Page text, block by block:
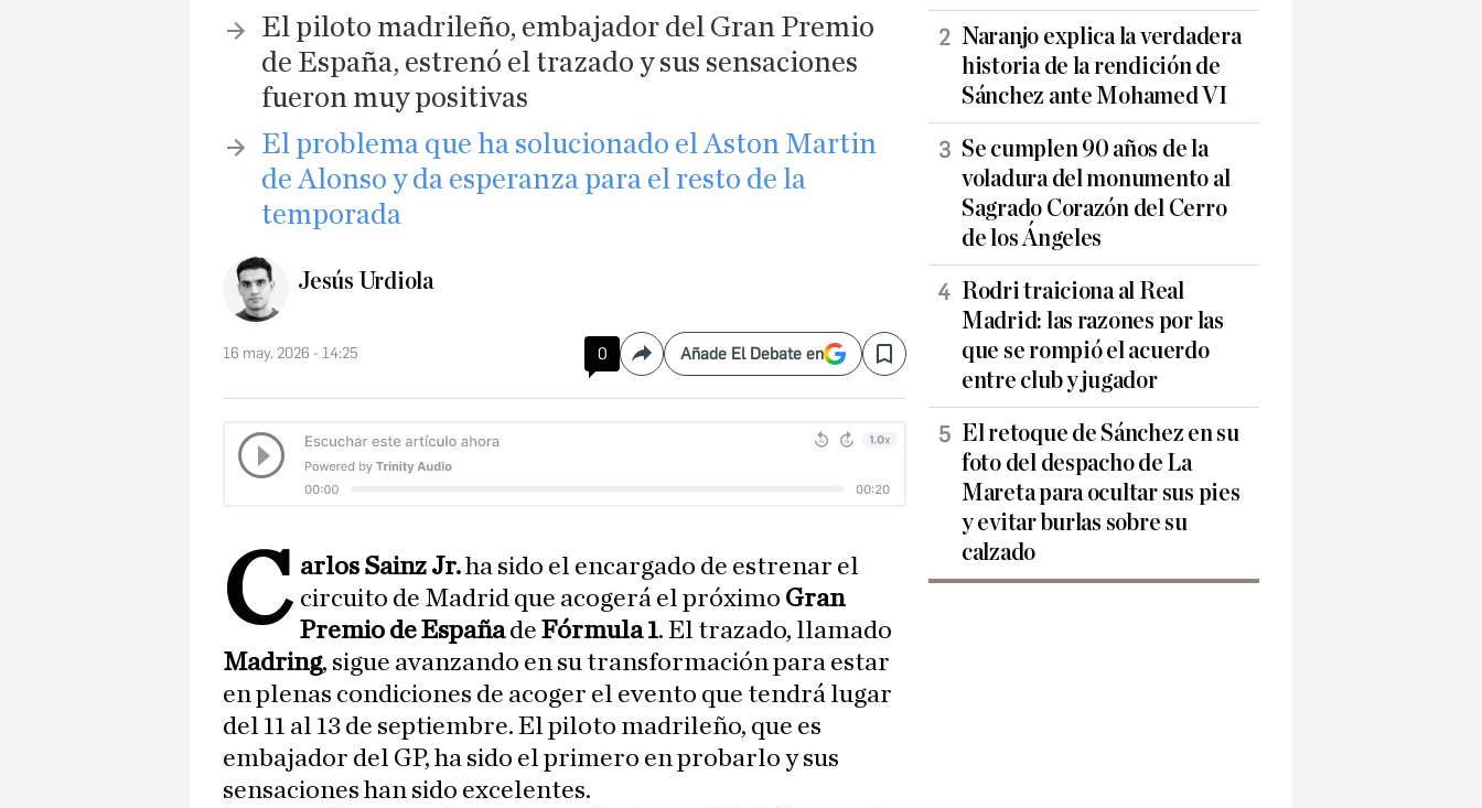
El piloto madrileño, embajador del Gran Premio
de España, estrenó el trazado y sus sensaciones
fueron muy positivas
El problema que ha solucionado el Aston Martin
de Alonso y da esperanza para el resto de la
temporada
Jesús Urdiola
16 may. 2026 - 14:25 0 CompartirAñade El Debate en Save
C arlos Sainz Jr.ha sido el encargado de estrenar el
circuito de Madrid que acogerá el próximo Gran
Premio de EspañadeFórmula 1. El trazado, llamado
Madring, sigue avanzando en su transformación para estar
en plenas condiciones de acoger el evento que tendrá lugar
del 11 al 13 de septiembre. El piloto madrileño, que es
embajador del GP, ha sido el primero en probarlo y sus
sensaciones han sido excelentes.
Naranjo explica la verdadera
historia de la rendición de
Sánchez ante Mohamed VI
Se cumplen 90 años de la
voladura del monumento al
Sagrado Corazón del Cerro
de los Ángeles
Rodri traiciona al Real
Madrid: las razones por las
que se rompió el acuerdo
entre club y jugador
El retoque de Sánchez en su
foto del despacho de La
Mareta para ocultar sus pies
y evitar burlas sobre su
calzado